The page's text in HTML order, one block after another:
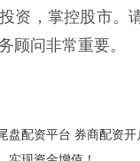
资，掌控股市。
顾问非常重要。
盘配资平台 券商配资开